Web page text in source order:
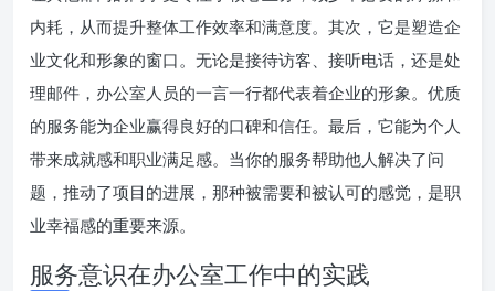
内耗，从而提升整体工作效率和满意度。其次，它是塑造企
业文化和形象的窗口。无论是接待访客、接听电话，还是处
理邮件，办公室人员的一言一行都代表着企业的形象。优质
的服务能为企业赢得良好的口碑和信任。最后，它能为个人
带来成就感和职业满足感。当你的服务帮助他人解决了问
题，推动了项目的进展，那种被需要和被认可的感觉，是职
业幸福感的重要来源。
服务意识在办公室工作中的实践